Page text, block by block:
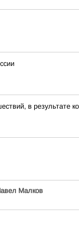
в результате
Малков